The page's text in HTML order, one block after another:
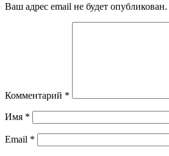
Ваш адрес email не будет опубликован.
Комментарий *
Имя *
Email *